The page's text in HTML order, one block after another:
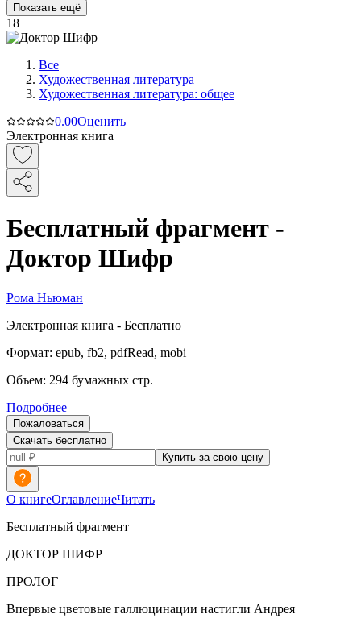
Показать ещё
18+
Все
Художественная литература
Художественная литература: общее
0.00Оценить
Электронная книга
Бесплатный фрагмент -
Доктор Шифр
Рома Ньюман
Электронная книга - Бесплатно
Формат: epub, fb2, pdfRead, mobi
Объем: 294 бумажных стр.
Подробнее
Пожаловаться
Скачать бесплатно
Купить за свою цену
О книгеОглавлениеЧитать
Бесплатный фрагмент
ДОКТОР ШИФР
ПРОЛОГ
Впервые цветовые галлюцинации настигли Андрея